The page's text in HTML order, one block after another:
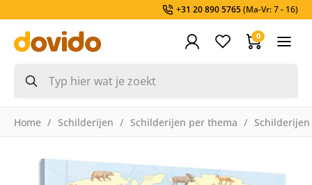
+31 20 890 5765(Ma-Vr: 7 - 16)
0
Home Schilderijen Schilderijen per thema